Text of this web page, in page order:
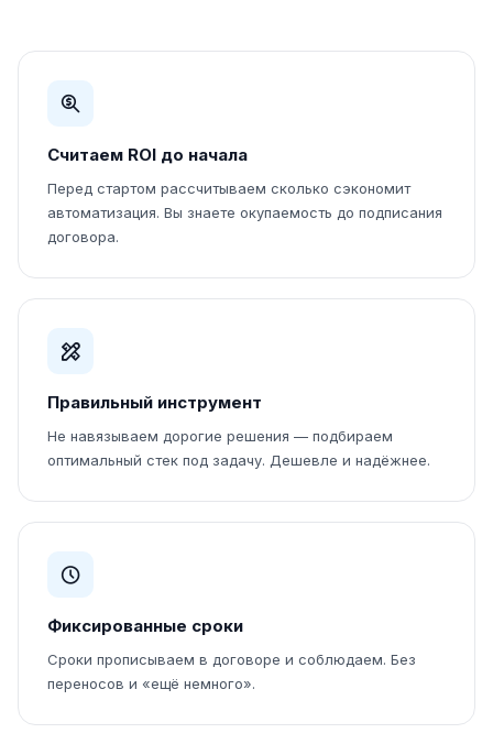
Считаем ROI до начала
Перед стартом рассчитываем сколько сэкономит
автоматизация. Вы знаете окупаемость до подписания
договора.
Правильный инструмент
Не навязываем дорогие решения — подбираем
оптимальный стек под задачу. Дешевле и надёжнее.
Фиксированные сроки
Сроки прописываем в договоре и соблюдаем. Без
переносов и «ещё немного».